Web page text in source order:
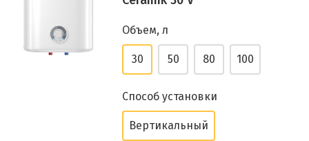
Объем, л
30 50 80 100
Способ установки
Вертикальный